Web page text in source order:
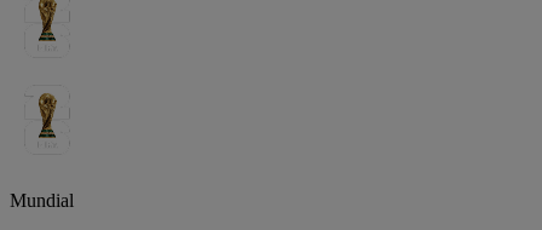
Mundial